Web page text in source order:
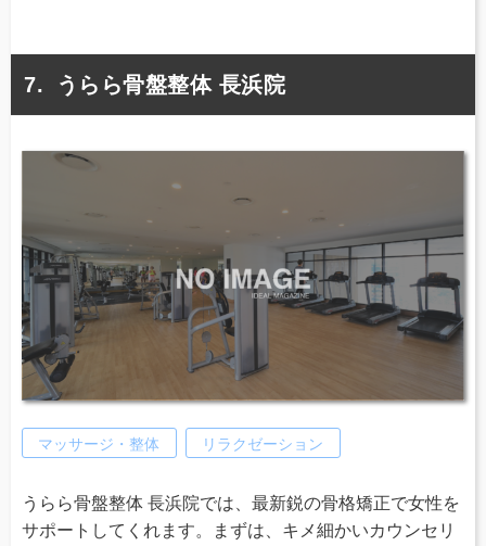
うらら骨盤整体 長浜院
マッサージ・整体 リラクゼーション
うらら骨盤整体 長浜院では、最新鋭の骨格矯正で女性を
サポートしてくれます。まずは、キメ細かいカウンセリ